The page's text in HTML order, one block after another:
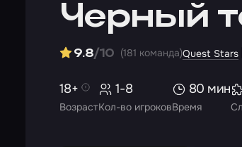
Черный
Quest Stars
9.8/10 (181 команда)
Возраст
18+
Кол-во игроков
1-8
Время
80 мин